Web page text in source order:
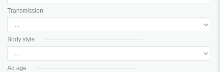
Transmission
Body style
Ad age